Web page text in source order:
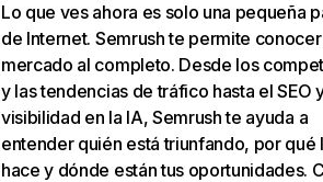
Lo que ves ahora es solo una pequeña
de Internet. Semrush te permite
mercado al completo. Desde los
y las tendencias de tráfico hasta el SEO
visibilidad en la IA, Semrush te ayuda a
entender quién está triunfando, por qué
hace y dónde están tus oportunidades.